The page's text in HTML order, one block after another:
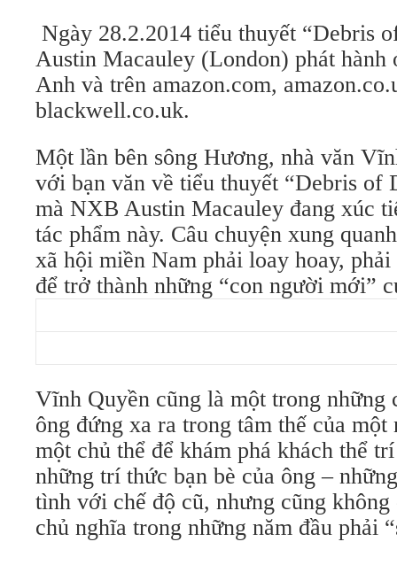
Ngày 28.2.2014 tiểu thuyết “Debris
Austin Macauley (London) phát hành
Anh và trên amazon.com,
blackwell.co.uk.
Một lần bên sông Hương, nhà văn
với bạn văn về tiểu thuyết “Debris of
mà NXB Austin Macauley đang xúc
tác phẩm này. Câu chuyện xung
xã hội miền Nam phải loay hoay,
để trở thành những “con người mới”
Vĩnh Quyền cũng là một trong những
ông đứng xa ra trong tâm thế của một
một chủ thể để khám phá khách thể
những trí thức bạn bè của ông –
tình với chế độ cũ, nhưng cũng
chủ nghĩa trong những năm đầu phải